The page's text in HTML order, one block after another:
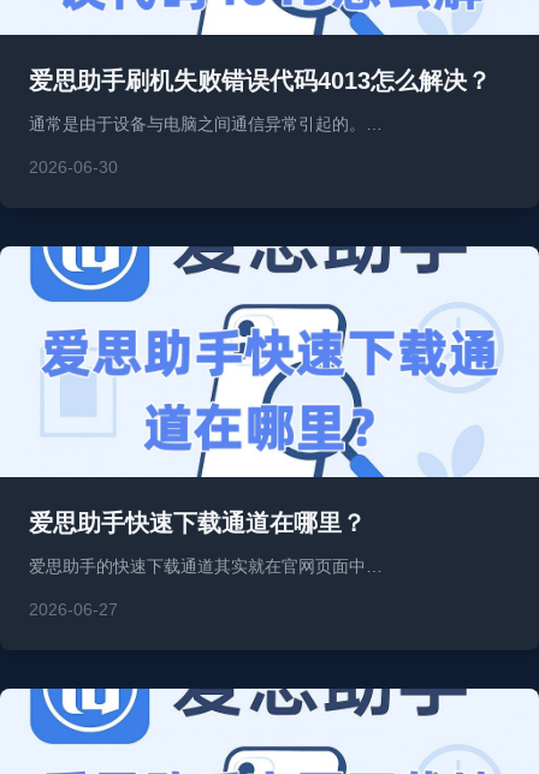
爱思助手刷机失败错误代码4013怎么解决？
通常是由于设备与电脑之间通信异常引起的。…
2026-06-30
爱思助手快速下载通道在哪里？
爱思助手的快速下载通道其实就在官网页面中…
2026-06-27